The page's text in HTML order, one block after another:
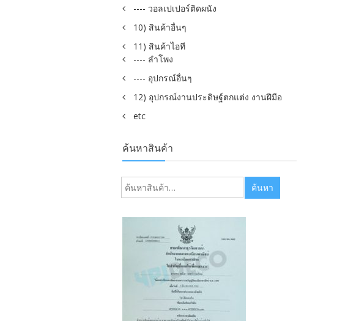
---- วอลเปเปอร์ติดผนัง
10) สินค้าอื่นๆ
11) สินค้าไอที
---- ลำโพง
---- อุปกรณ์อื่นๆ
12) อุปกรณ์งานประดิษฐ์ตกแต่ง งานฝีมือ
etc
ค้นหาสินค้า
ค้นหา: ค้นหา